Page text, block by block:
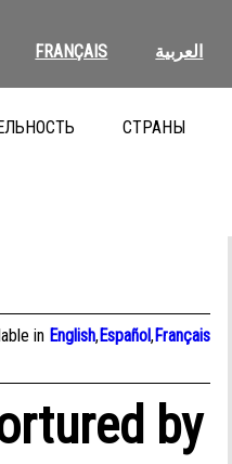
FRANÇAIS العربية
СТРАНЫ
in English,Español,Français
by